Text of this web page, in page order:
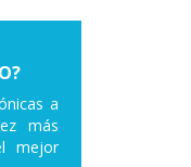
a
más
mejor